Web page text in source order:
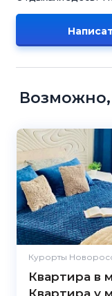
Возможно,
Курорты
Квартира в
Квартира у